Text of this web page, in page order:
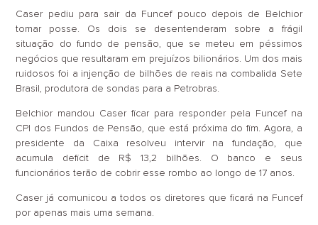
Caser pediu para sair da Funcef pouco depois de Belchior
tomar posse. Os dois se desentenderam sobre a frágil
situação do fundo de pensão, que se meteu em péssimos
negócios que resultaram em prejuízos bilionários. Um dos mais
ruidosos foi a injenção de bilhões de reais na combalida Sete
Brasil, produtora de sondas para a Petrobras.
Belchior mandou Caser ficar para responder pela Funcef na
CPI dos Fundos de Pensão, que está próxima do fim. Agora, a
presidente da Caixa resolveu intervir na fundação, que
acumula deficit de R$ 13,2 bilhões. O banco e seus
funcionários terão de cobrir esse rombo ao longo de 17 anos.
Caser já comunicou a todos os diretores que ficará na Funcef
por apenas mais uma semana.